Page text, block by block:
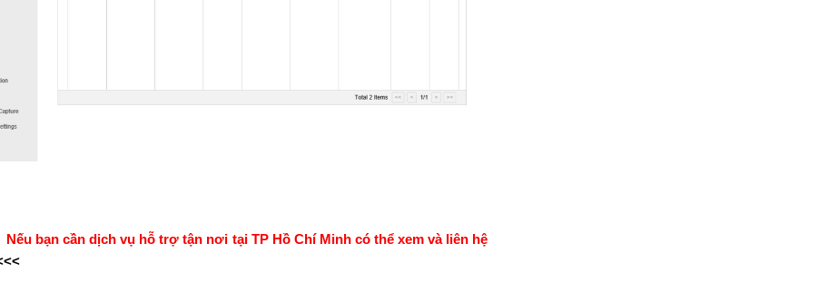
Nếu bạn cần dịch vụ hỗ trợ tận nơi tại TP Hồ Chí Minh có thể xem và liên hệ